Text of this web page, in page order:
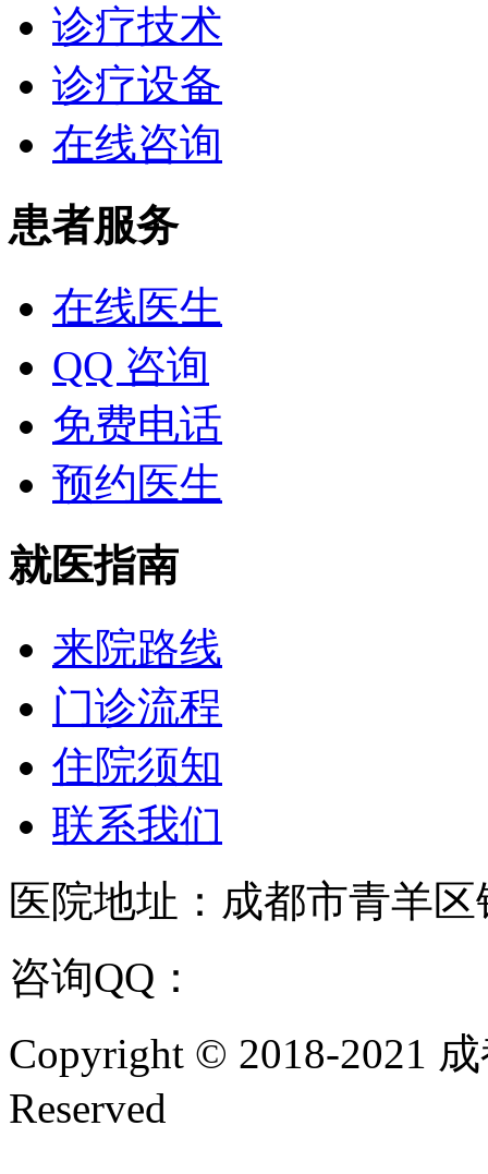
诊疗技术
诊疗设备
在线咨询
患者服务
在线医生
QQ 咨询
免费电话
预约医生
就医指南
来院路线
门诊流程
住院须知
联系我们
医院地址：成都市青羊
咨询QQ：
Copyright © 2018-2021
Reserved